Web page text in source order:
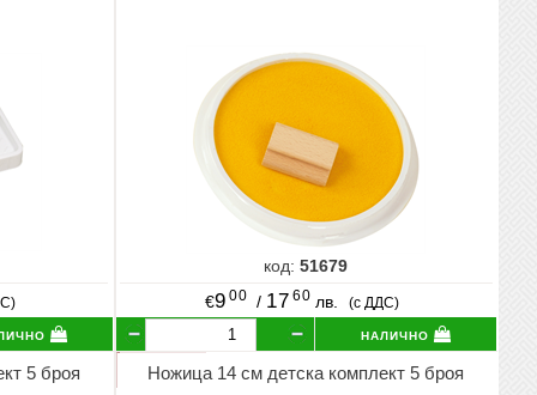
код:51679
€9 00 / 17 60 лв. (с ДДС)
налично
5 броя Ножица 14 см детска комплект 5 броя